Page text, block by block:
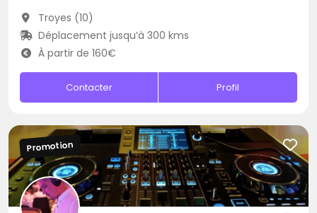
Troyes (10)
Déplacement jusqu’à 300 kms
À partir de 160€
Contacter Profil
Promotion